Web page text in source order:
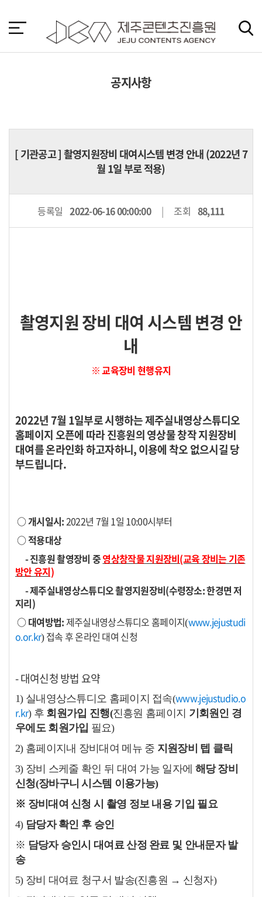
바
가
공지사항
[기관공고] 촬영지원장비 대여시스템 변경 안내 (2022년 7
월 1일 부로 적용)
등록일 2022-06-16 00:00:00 조회 88,111
촬영지원 장비 대여 시스템 변경 안
내
※ 교육장비 현행유지
2022년 7월 1일부로 시행하는 제주실내영상스튜디오
홈페이지 오픈에 따라 진흥원의 영상물 창작 지원장비
대여를 온라인화 하고자하니, 이용에 착오 없으시길 당
부드립니다.
○ 개시일시:2022년 7월 1일 10:00시부터
○ 적용대상
- 진흥원 촬영장비 중영상창작물 지원장비(교육 장비는 기존
방안 유지)
- 제주실내영상스튜디오 촬영지원장비(수령장소: 한경면 저
지리)
○ 대여방법:제주실내영상스튜디오 홈페이지(www.jejustudi
o.or.kr)접속 후 온라인 대여 신청
- 대여신청 방법 요약
1) 실내영상스튜디오 홈페이지 접속(www.jejustudio.o
r.kr) 후 회원가입 진행(진흥원 홈페이지 기회원인 경
우에도 회원가입 필요)
2) 홈페이지내 장비대여 메뉴 중 지원장비 텝 클릭
3) 장비 스케줄 확인 뒤 대여 가능 일자에 해당 장비
신청(장바구니 시스템 이용가능)
※ 장비대여 신청 시 촬영 정보 내용 기입 필요
4) 담당자 확인 후 승인
※ 담당자 승인시 대여료 산정 완료 및 안내문자 발
송
5) 장비 대여료 청구서 발송(진흥원 → 신청자)